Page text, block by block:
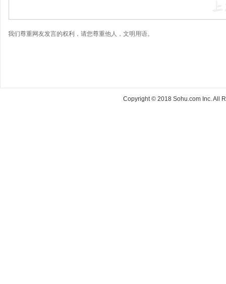
我们尊重网友发言的权利，请您尊重他人，文明用语。
Copyright © 2018 Sohu.com Inc. All